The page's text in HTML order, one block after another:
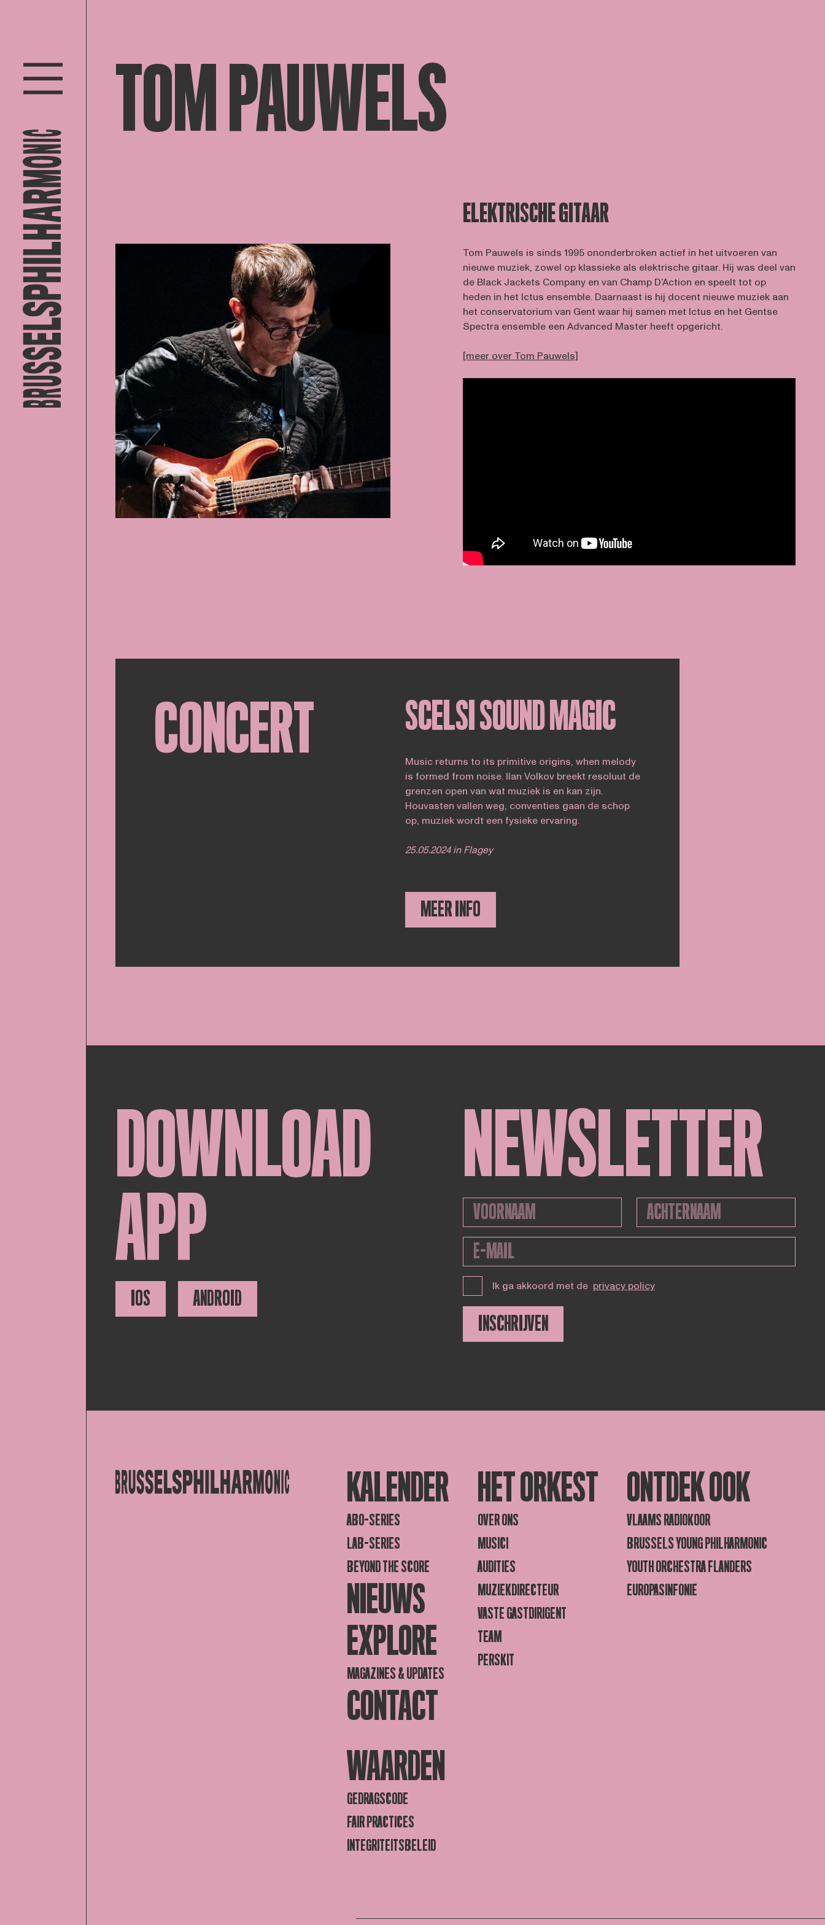
TOM PAUWELS
ELEKTRISCHE GITAAR
Tom Pauwels is sinds 1995 ononderbroken actief in het uitvoeren van
nieuwe muziek, zowel op klassieke als elektrische gitaar. Hij was deel van
de Black Jackets Company en van Champ D’Action en speelt tot op
heden in het Ictus ensemble. Daarnaast is hij docent nieuwe muziek aan
het conservatorium van Gent waar hij samen met Ictus en het Gentse
Spectra ensemble een Advanced Master heeft opgericht.
[meer over Tom Pauwels]
CONCERT SCELSI SOUND MAGIC
Music returns to its primitive origins, when melody
is formed from noise. Ilan Volkov breekt resoluut de
grenzen open van wat muziek is en kan zijn.
Houvasten vallen weg, conventies gaan de schop
op, muziek wordt een fysieke ervaring.
25.05.2024 in Flagey
MEER INFO
DOWNLOAD
APP
IOS ANDROID
NEWSLETTER
Ik ga akkoord met de privacy policy
INSCHRIJVEN
KALENDER
ABO-SERIES
LAB-SERIES
BEYOND THE SCORE
NIEUWS
EXPLORE
MAGAZINES & UPDATES
CONTACT
HET ORKEST
OVER ONS
MUSICI
AUDITIES
MUZIEKDIRECTEUR
VASTE GASTDIRIGENT
TEAM
PERSKIT
ONTDEK OOK
VLAAMS RADIOKOOR
BRUSSELS YOUNG PHILHARMONIC
YOUTH ORCHESTRA FLANDERS
EUROPASINFONIE
WAARDEN
GEDRAGSCODE
FAIR PRACTICES
INTEGRITEITSBELEID